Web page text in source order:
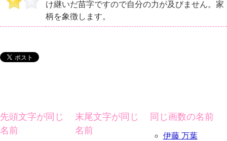
け継いだ苗字ですので自分の力が及びません。家
柄を象徴します。
先頭文字が同じ
名前
末尾文字が同じ
名前
同じ画数の名前
伊藤 万葉